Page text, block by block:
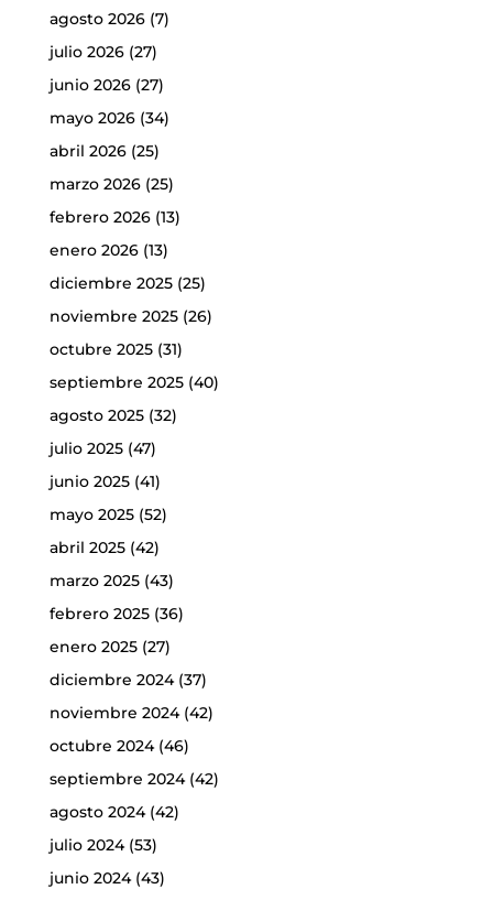
agosto 2026(7)
julio 2026(27)
junio 2026(27)
mayo 2026(34)
abril 2026(25)
marzo 2026(25)
febrero 2026(13)
enero 2026(13)
diciembre 2025(25)
noviembre 2025(26)
octubre 2025(31)
septiembre 2025(40)
agosto 2025(32)
julio 2025(47)
junio 2025(41)
mayo 2025(52)
abril 2025(42)
marzo 2025(43)
febrero 2025(36)
enero 2025(27)
diciembre 2024(37)
noviembre 2024(42)
octubre 2024(46)
septiembre 2024(42)
agosto 2024(42)
julio 2024(53)
junio 2024(43)